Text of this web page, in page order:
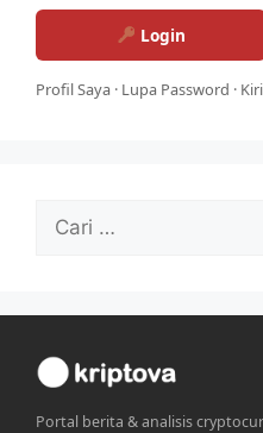
Login
Profil Saya · Lupa Password ·
untuk:
Portal berita & analisis